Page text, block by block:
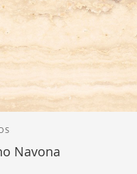
Navona